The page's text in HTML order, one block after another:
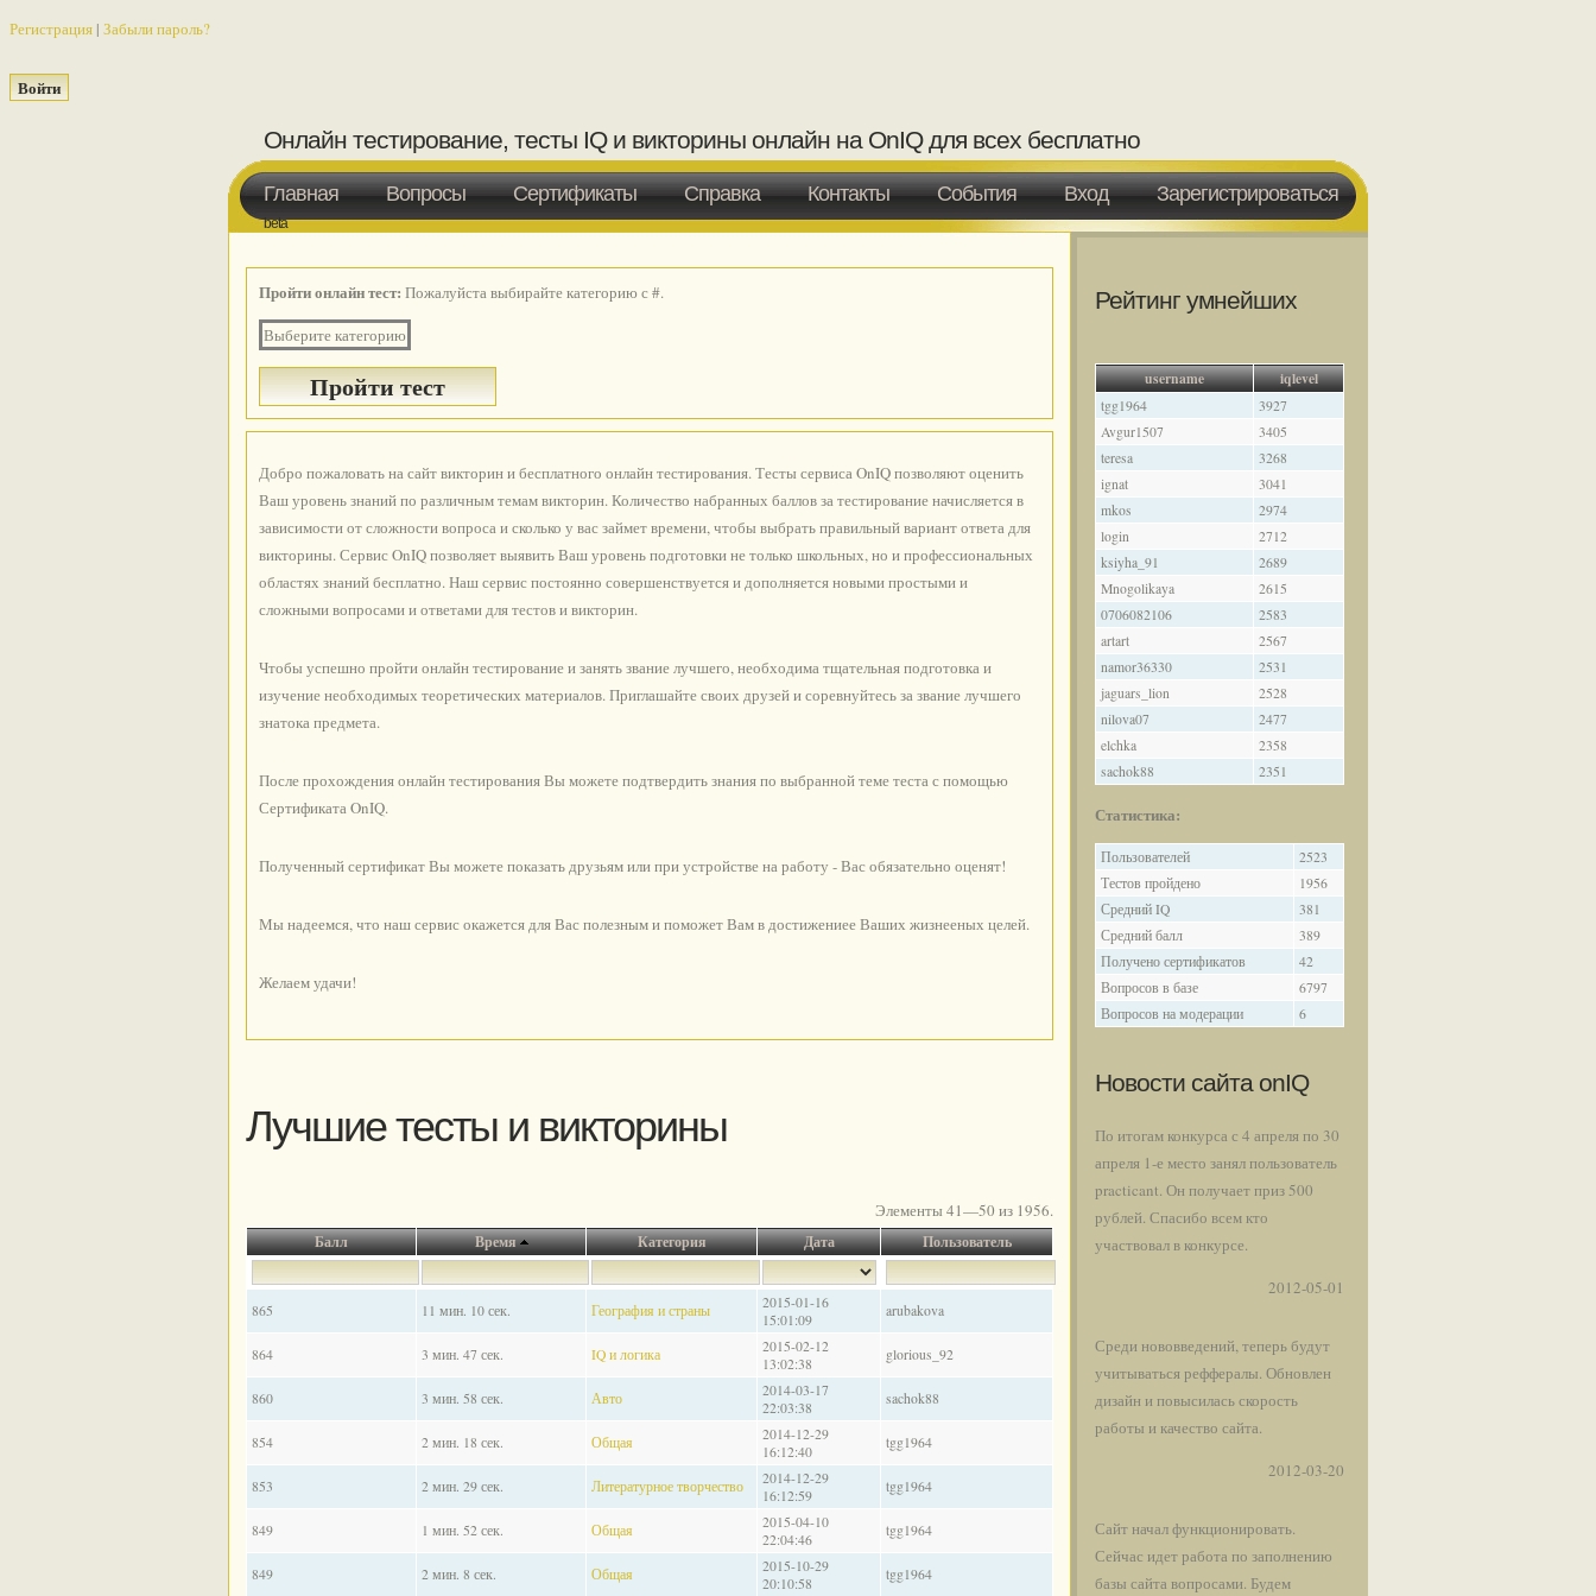
Регистрация | Забыли пароль?
Онлайн тестирование, тесты IQ и викторины онлайн на OnIQ для всех бесплатно
beta
Главная Вопросы Сертификаты Справка Контакты События Вход Зарегистрироваться
Пройти онлайн тест: Пожалуйста выбирайте категорию с #.
Выберите категорию
Добро пожаловать на сайт викторин и бесплатного онлайн тестирования. Тесты сервиса OnIQ позволяют оценить
Ваш уровень знаний по различным темам викторин. Количество набранных баллов за тестирование начисляется в
зависимости от сложности вопроса и сколько у вас займет времени, чтобы выбрать правильный вариант ответа для
викторины. Сервис OnIQ позволяет выявить Ваш уровень подготовки не только школьных, но и профессиональных
областях знаний бесплатно. Наш сервис постоянно совершенствуется и дополняется новыми простыми и
сложными вопросами и ответами для тестов и викторин.
Чтобы успешно пройти онлайн тестирование и занять звание лучшего, необходима тщательная подготовка и
изучение необходимых теоретических материалов. Приглашайте своих друзей и соревнуйтесь за звание лучшего
знатока предмета.
После прохождения онлайн тестирования Вы можете подтвердить знания по выбранной теме теста с помощью
Сертификата OnIQ.
Полученный сертификат Вы можете показать друзьям или при устройстве на работу - Вас обязательно оценят!
Мы надеемся, что наш сервис окажется для Вас полезным и поможет Вам в достижениее Ваших жизнееных целей.
Желаем удачи!
Лучшие тесты и викторины
Элементы 41—50 из 1956.
Балл Время Категория Дата Пользователь
865 11 мин. 10 сек. География и страны
2015-01-16
15:01:09
arubakova
864 3 мин. 47 сек. IQ и логика
2015-02-12
13:02:38
glorious_92
860 3 мин. 58 сек. Авто
2014-03-17
22:03:38
sachok88
854 2 мин. 18 сек. Общая
2014-12-29
16:12:40
tgg1964
853 2 мин. 29 сек. Литературное творчество
2014-12-29
16:12:59
tgg1964
849 1 мин. 52 сек. Общая
2015-04-10
22:04:46
tgg1964
849 2 мин. 8 сек. Общая
2015-10-29
20:10:58
tgg1964
Рейтинг умнейших
username iqlevel
tgg1964
3927
Avgur1507
3405
teresa
3268
ignat
3041
mkos
2974
login
2712
ksiyha_91
2689
Mnogolikaya
2615
0706082106
2583
artart
2567
namor36330
2531
jaguars_lion
2528
nilova07
2477
elchka
2358
sachok88
2351
Статистика:
Пользователей
2523
Тестов пройдено
1956
Средний IQ
381
Средний балл
389
Получено сертификатов
42
Вопросов в базе
6797
Вопросов на модерации
6
Новости сайта onIQ
По итогам конкурса с 4 апреля по 30
апреля 1-е место занял пользователь
practicant. Он получает приз 500
рублей. Спасибо всем кто
участвовал в конкурсе.
2012-05-01
Среди нововведений, теперь будут
учитываться реффералы. Обновлен
дизайн и повысилась скорость
работы и качество сайта.
2012-03-20
Сайт начал функционировать.
Сейчас идет работа по заполнению
базы сайта вопросами. Будем